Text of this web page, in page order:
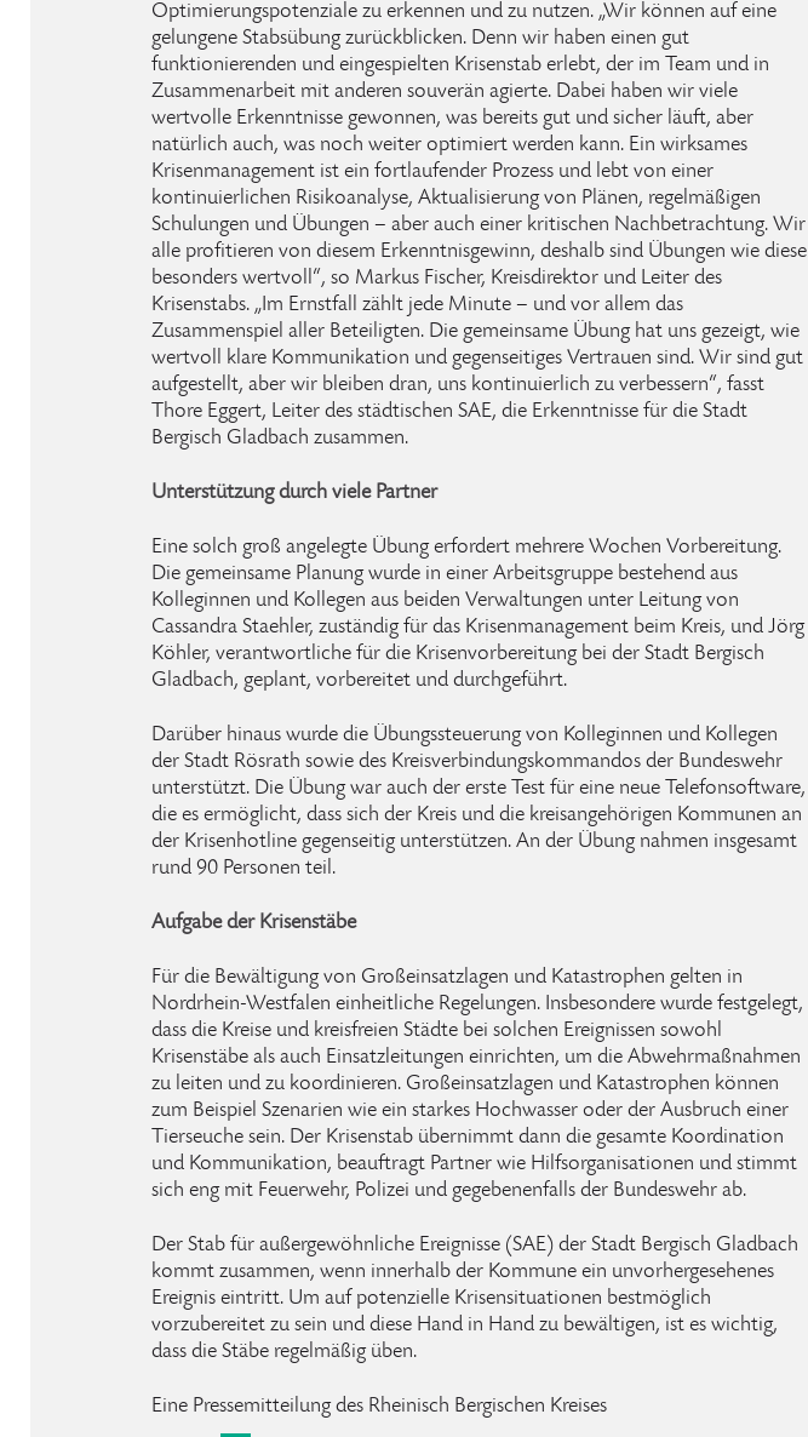
Optimierungspotenziale zu erkennen und zu nutzen. „Wir können auf eine
gelungene Stabsübung zurückblicken. Denn wir haben einen gut
funktionierenden und eingespielten Krisenstab erlebt, der im Team und in
Zusammenarbeit mit anderen souverän agierte. Dabei haben wir viele
wertvolle Erkenntnisse gewonnen, was bereits gut und sicher läuft, aber
natürlich auch, was noch weiter optimiert werden kann. Ein wirksames
Krisenmanagement ist ein fortlaufender Prozess und lebt von einer
kontinuierlichen Risikoanalyse, Aktualisierung von Plänen, regelmäßigen
Schulungen und Übungen – aber auch einer kritischen Nachbetrachtung. Wir
alle profitieren von diesem Erkenntnisgewinn, deshalb sind Übungen wie diese
besonders wertvoll“, so Markus Fischer, Kreisdirektor und Leiter des
Krisenstabs. „Im Ernstfall zählt jede Minute – und vor allem das
Zusammenspiel aller Beteiligten. Die gemeinsame Übung hat uns gezeigt, wie
wertvoll klare Kommunikation und gegenseitiges Vertrauen sind. Wir sind gut
aufgestellt, aber wir bleiben dran, uns kontinuierlich zu verbessern“, fasst
Thore Eggert, Leiter des städtischen SAE, die Erkenntnisse für die Stadt
Bergisch Gladbach zusammen.
Unterstützung durch viele Partner
Eine solch groß angelegte Übung erfordert mehrere Wochen Vorbereitung.
Die gemeinsame Planung wurde in einer Arbeitsgruppe bestehend aus
Kolleginnen und Kollegen aus beiden Verwaltungen unter Leitung von
Cassandra Staehler, zuständig für das Krisenmanagement beim Kreis, und Jörg
Köhler, verantwortliche für die Krisenvorbereitung bei der Stadt Bergisch
Gladbach, geplant, vorbereitet und durchgeführt.
Darüber hinaus wurde die Übungssteuerung von Kolleginnen und Kollegen
der Stadt Rösrath sowie des Kreisverbindungskommandos der Bundeswehr
unterstützt. Die Übung war auch der erste Test für eine neue Telefonsoftware,
die es ermöglicht, dass sich der Kreis und die kreisangehörigen Kommunen an
der Krisenhotline gegenseitig unterstützen. An der Übung nahmen insgesamt
rund 90 Personen teil.
Aufgabe der Krisenstäbe
Für die Bewältigung von Großeinsatzlagen und Katastrophen gelten in
Nordrhein-Westfalen einheitliche Regelungen. Insbesondere wurde festgelegt,
dass die Kreise und kreisfreien Städte bei solchen Ereignissen sowohl
Krisenstäbe als auch Einsatzleitungen einrichten, um die Abwehrmaßnahmen
zu leiten und zu koordinieren. Großeinsatzlagen und Katastrophen können
zum Beispiel Szenarien wie ein starkes Hochwasser oder der Ausbruch einer
Tierseuche sein. Der Krisenstab übernimmt dann die gesamte Koordination
und Kommunikation, beauftragt Partner wie Hilfsorganisationen und stimmt
sich eng mit Feuerwehr, Polizei und gegebenenfalls der Bundeswehr ab.
Der Stab für außergewöhnliche Ereignisse (SAE) der Stadt Bergisch Gladbach
kommt zusammen, wenn innerhalb der Kommune ein unvorhergesehenes
Ereignis eintritt. Um auf potenzielle Krisensituationen bestmöglich
vorzubereitet zu sein und diese Hand in Hand zu bewältigen, ist es wichtig,
dass die Stäbe regelmäßig üben.
Eine Pressemitteilung des Rheinisch Bergischen Kreises